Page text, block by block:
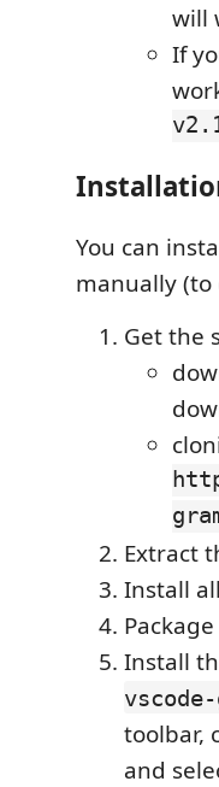
will
If
You can
manually (to
Get the
Extract
Install
Install
toolbar,
and